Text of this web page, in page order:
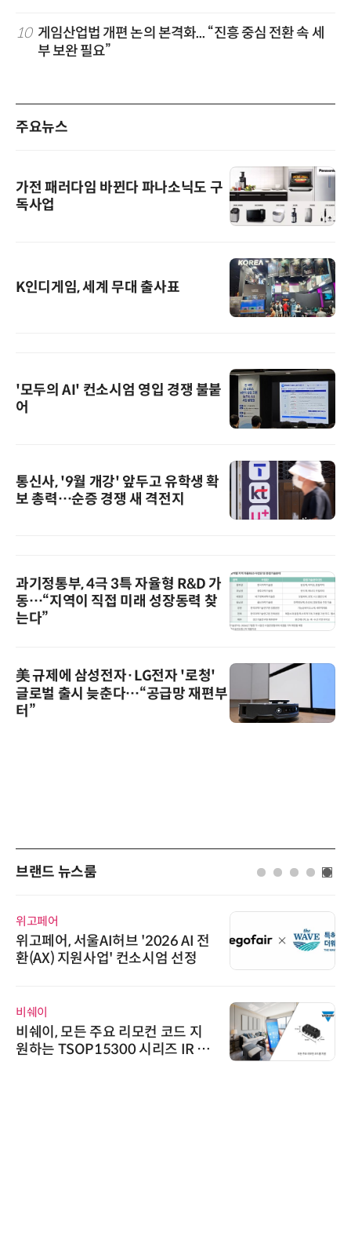
10 게임산업법 개편 논의 본격화... “진흥 중심 전환 속 세
부 보완 필요”
주요뉴스
가전 패러다임 바뀐다 파나소닉도 구
독사업
K인디게임, 세계 무대 출사표
'모두의 AI' 컨소시엄 영입 경쟁 불붙
어
통신사, '9월 개강' 앞두고 유학생 확
보 총력…순증 경쟁 새 격전지
과기정통부, 4극 3특 자율형 R&D 가
동…“지역이 직접 미래 성장동력 찾
는다”
美 규제에 삼성전자·LG전자 '로청'
글로벌 출시 늦춘다…“공급망 재편부
터”
브랜드 뉴스룸
위고페어
위고페어, 서울AI허브 '2026 AI 전
환(AX) 지원사업' 컨소시엄 선정
비쉐이
비쉐이, 모든 주요 리모컨 코드 지
원하는 TSOP15300 시리즈 IR 수